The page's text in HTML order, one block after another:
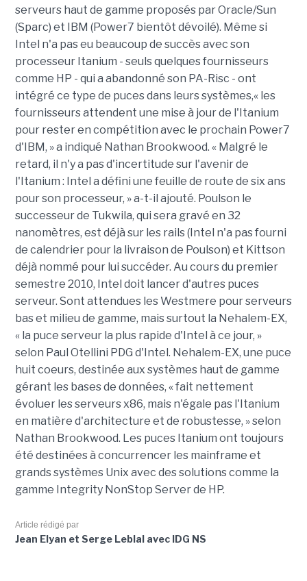
serveurs haut de gamme proposés par Oracle/Sun
(Sparc) et IBM (Power7 bientôt dévoilé). Même si
Intel n'a pas eu beaucoup de succès avec son
processeur Itanium - seuls quelques fournisseurs
comme HP - qui a abandonné son PA-Risc - ont
intégré ce type de puces dans leurs systèmes,« les
fournisseurs attendent une mise à jour de l'Itanium
pour rester en compétition avec le prochain Power7
d'IBM, » a indiqué Nathan Brookwood. « Malgré le
retard, il n'y a pas d'incertitude sur l'avenir de
l'Itanium : Intel a défini une feuille de route de six ans
pour son processeur, » a-t-il ajouté. Poulson le
successeur de Tukwila, qui sera gravé en 32
nanomètres, est déjà sur les rails (Intel n'a pas fourni
de calendrier pour la livraison de Poulson) et Kittson
déjà nommé pour lui succéder. Au cours du premier
semestre 2010, Intel doit lancer d'autres puces
serveur. Sont attendues les Westmere pour serveurs
bas et milieu de gamme, mais surtout la Nehalem-EX,
« la puce serveur la plus rapide d'Intel à ce jour, »
selon Paul Otellini PDG d'Intel. Nehalem-EX, une puce
huit coeurs, destinée aux systèmes haut de gamme
gérant les bases de données, « fait nettement
évoluer les serveurs x86, mais n'égale pas l'Itanium
en matière d'architecture et de robustesse, » selon
Nathan Brookwood. Les puces Itanium ont toujours
été destinées à concurrencer les mainframe et
grands systèmes Unix avec des solutions comme la
gamme Integrity NonStop Server de HP.
Article rédigé par
Jean Elyan et Serge Leblal avec IDG NS